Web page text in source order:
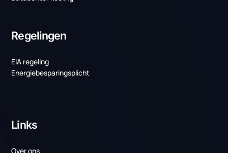
Laatste projecten